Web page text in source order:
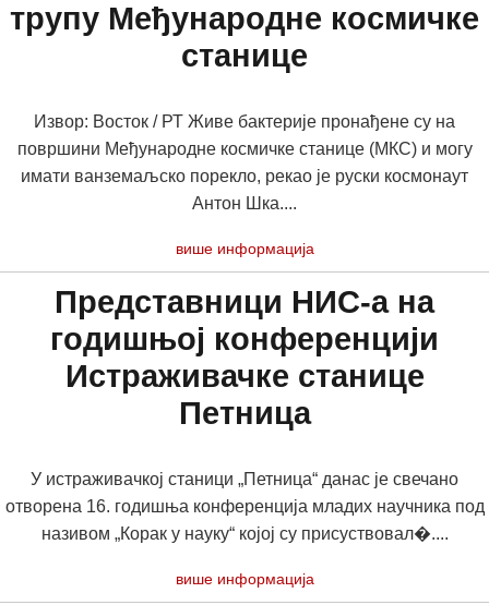
трупу Међународне космичке
станице
Извор: Восток / РТ Живе бактерије пронађене су на
површини Међународне космичке станице (МКС) и могу
имати ванземаљско порекло, рекао је руски космонаут
Антон Шка....
више информација
Представници НИС-а на
годишњој конференцији
Истраживачке станице
Петница
У истраживачкој станици „Петница“ данас је свечано
отворена 16. годишња конференција младих научника под
називом „Корак у науку“ којој су присуствовал�....
више информација